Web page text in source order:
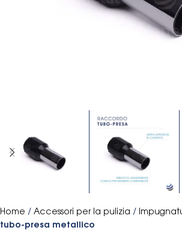
Home / Accessori per la pulizia /
tubo-presa metallico